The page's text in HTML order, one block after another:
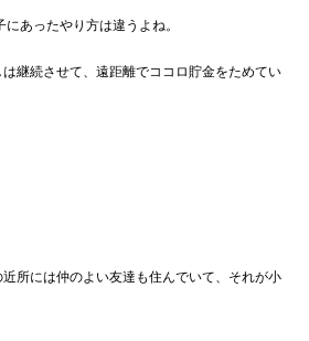
にあったやり方は違うよね。
継続させて、遠距離でココロ貯金をためてい
所には仲のよい友達も住んでいて、それが小